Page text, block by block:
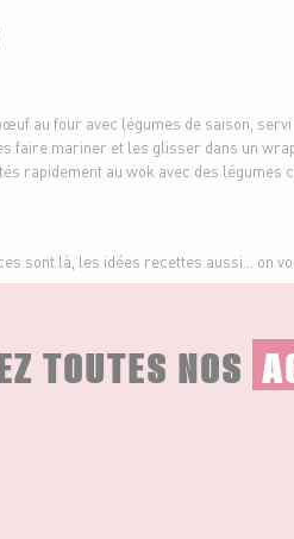
au four avec légumes de saison,
faire mariner et les glisser dans un
rapidement au wok avec des légumes
sont là, les idées recettes aussi… on
TOUTES NOS